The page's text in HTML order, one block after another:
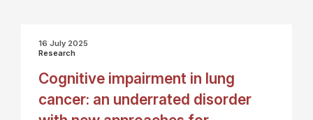
16 July 2025
Research
Cognitive impairment in lung
cancer: an underrated disorder